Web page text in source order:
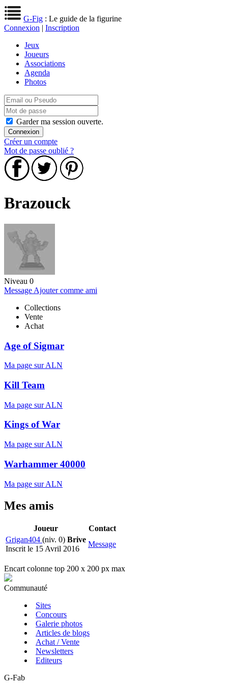
G-Fig : Le guide de la figurine
Connexion | Inscription
Jeux
Joueurs
Associations
Agenda
Photos
Garder ma session ouverte.
Créer un compte
Mot de passe oublié ?
Brazouck
Niveau 0
Message Ajouter comme ami
Collections
Vente
Achat
Age of Sigmar
Ma page sur ALN
Kill Team
Ma page sur ALN
Kings of War
Ma page sur ALN
Warhammer 40000
Ma page sur ALN
Mes amis
Joueur
Contact
Grigan404 (niv. 0) Brive
Inscrit le 15 Avril 2016
Message
Encart colonne top 200 x 200 px max
Communauté
Sites
Concours
Galerie photos
Articles de blogs
Achat / Vente
Newsletters
Editeurs
G-Fab